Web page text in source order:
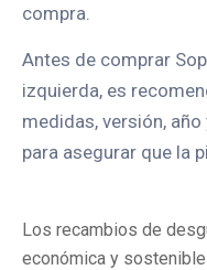
compra.
Antes de comprar
izquierda, es
medidas, versión,
para asegurar que la
Los recambios de
económica y